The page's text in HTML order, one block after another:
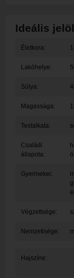
Ideális
Életkora:
Lakóhelye:
Súlya:
Magassága:
Testalkata:
Családi
állapota:
Gyermekei:
Végzettsége:
Nemzetisége:
Hajszíne: